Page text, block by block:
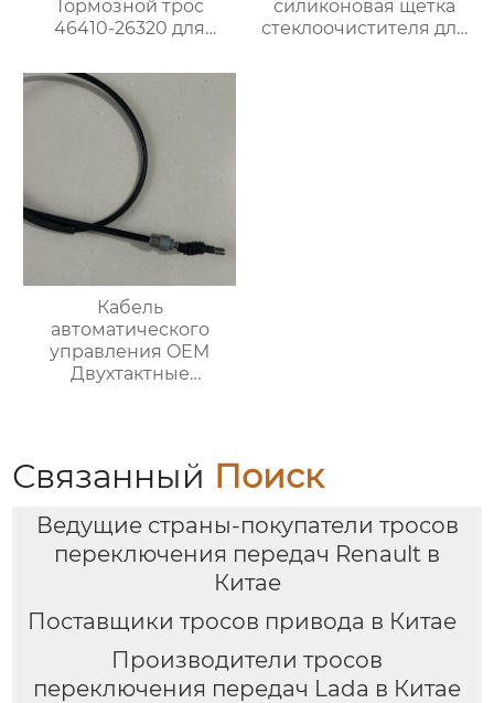
Тормозной трос
46410-26320 для
автомобилей
силиконовая щетка
стеклоочистителя для
Кабель
автоматического
управления OEM
Двухтактные
Связанный Поиск
Ведущие страны-покупатели тросов
переключения передач Renault в
Китае
Поставщики тросов привода в Китае
Производители тросов
переключения передач Lada в Китае